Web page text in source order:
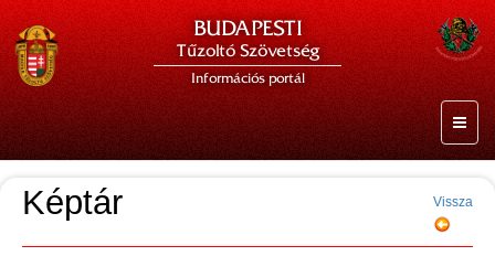
BUDAPESTI
Tűzoltó Szövetség
Információs portál
Képtár Vissza